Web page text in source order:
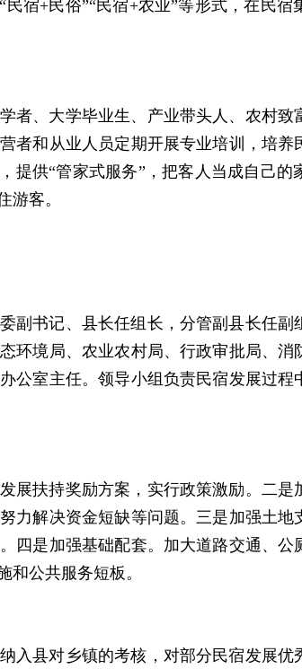
宿+民俗”“民宿+农业”等形式，在民
者、大学毕业生、产业带头人、农村
者和从业人员定期开展专业培训，培
提供“管家式服务”，把客人当成自己
游客。
副书记、县长任组长，分管副县长任
环境局、农业农村局、行政审批局、
公室主任。领导小组负责民宿发展过
展扶持奖励方案，实行政策激励。二
力解决资金短缺等问题。三是加强土
四是加强基础配套。加大道路交通、
和公共服务短板。
入县对乡镇的考核，对部分民宿发展